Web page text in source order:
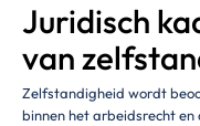
Juridisch
van
Zelfstandigheid wordt
binnen het arbeidsrecht